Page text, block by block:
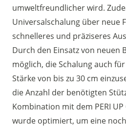
umweltfreundlicher wird.
Universalschalung über neue
schnelleres und präziseres
Durch den Einsatz von neuen
möglich, die Schalung auch
Stärke von bis zu 30 cm
die Anzahl der benötigten
Kombination mit dem PERI
wurde optimiert, um eine